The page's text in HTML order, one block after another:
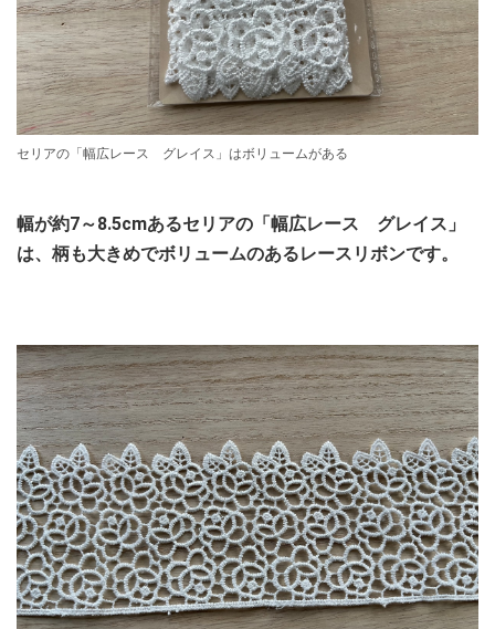
セリアの「幅広レース グレイス」はボリュームがある
幅が約7～8.5cmあるセリアの「幅広レース グレイス」
は、柄も大きめでボリュームのあるレースリボンです。